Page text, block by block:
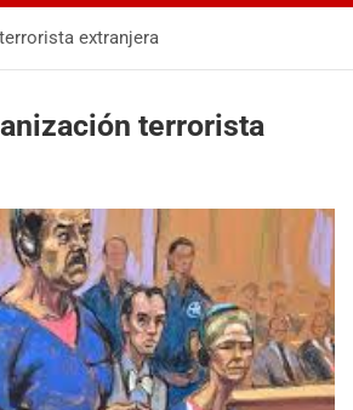
extranjera
terrorista